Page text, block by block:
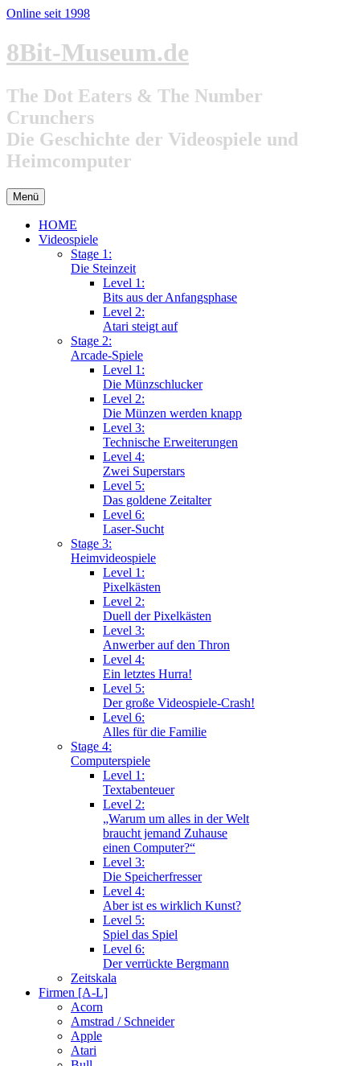
Online seit 1998
Zum
Inhalt
8Bit-Museum.de
The Dot Eaters & The Number
Crunchers
Die Geschichte der Videospiele und
Heimcomputer
Menü
HOME
Videospiele
Stage 1:
Die Steinzeit
Level 1:
Bits aus der Anfangsphase
Level 2:
Atari steigt auf
Stage 2:
Arcade-Spiele
Level 1:
Die Münzschlucker
Level 2:
Die Münzen werden knapp
Level 3:
Technische Erweiterungen
Level 4:
Zwei Superstars
Level 5:
Das goldene Zeitalter
Level 6:
Laser-Sucht
Stage 3:
Heimvideospiele
Level 1:
Pixelkästen
Level 2:
Duell der Pixelkästen
Level 3:
Anwerber auf den Thron
Level 4:
Ein letztes Hurra!
Level 5:
Der große Videospiele-Crash!
Level 6:
Alles für die Familie
Stage 4:
Computerspiele
Level 1:
Textabenteuer
Level 2:
„Warum um alles in der Welt
braucht jemand Zuhause
einen Computer?“
Level 3:
Die Speicherfresser
Level 4:
Aber ist es wirklich Kunst?
Level 5:
Spiel das Spiel
Level 6:
Der verrückte Bergmann
Zeitskala
Firmen [A-L]
Acorn
Amstrad / Schneider
Apple
Atari